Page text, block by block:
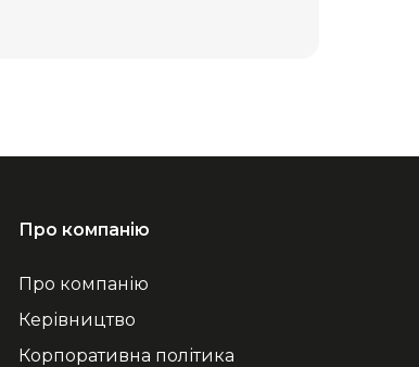
Про компанію
Корпоративна політика
Керівництво
Про компанію